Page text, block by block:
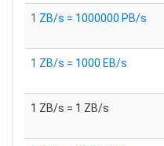
1 ZB/s = 1000000 PB/s
1 ZB/s = 1000 EB/s
1 ZB/s = 1 ZB/s